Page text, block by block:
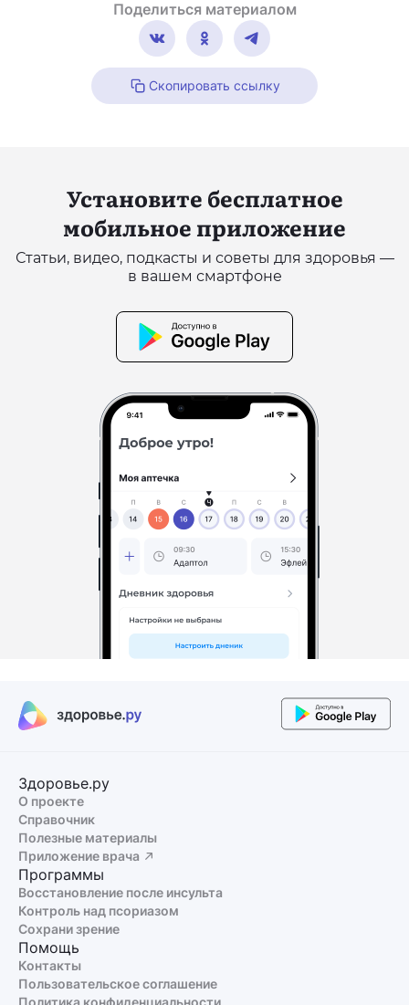
Поделиться материалом
Скопировать ссылку
Установите бесплатное
мобильное приложение
Статьи, видео, подкасты и советы для здоровья —
в вашем смартфоне
Здоровье.ру
О проекте
Справочник
Полезные материалы
Приложение врача
Программы
Восстановление после инсульта
Контроль над псориазом
Сохрани зрение
Помощь
Контакты
Пользовательское соглашение